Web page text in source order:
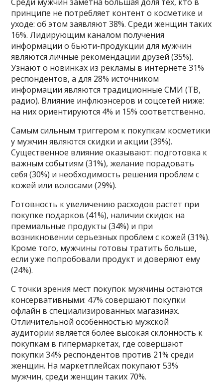
принципе не потребляет контент о косметике и
уходе: об этом заявляют 38%. Среди женщин таких
16%. Лидирующим каналом получения
информации о бьюти-продукции для мужчин
являются личные рекомендации друзей (35%).
Узнают о новинках из рекламы в интернете 31%
респондентов, а для 28% источником
информации являются традиционные СМИ (ТВ,
радио). Влияние инфлюэнсеров и соцсетей ниже:
на них ориентируются 4% и 15% соответственно.
Самым сильным триггером к покупкам косметики
у мужчин являются скидки и акции (39%).
Существенное влияние оказывают: подготовка к
важным событиям (31%), желание порадовать
себя (30%) и необходимость решения проблем с
кожей или волосами (29%).
Готовность к увеличению расходов растет при
покупке подарков (41%), наличии скидок на
премиальные продукты (34%) и при
возникновении серьезных проблем с кожей (31%).
Кроме того, мужчины готовы тратить больше,
если уже попробовали продукт и доверяют ему
(24%).
С точки зрения мест покупок мужчины остаются
консервативными: 47% совершают покупки
офлайн в специализированных магазинах.
Отличительной особенностью мужской
аудитории является более высокая склонность к
покупкам в гипермаркетах, где совершают
покупки 34% респондентов против 21% среди
женщин. На маркетплейсах покупают 53%
мужчин, среди женщин таких 70%.